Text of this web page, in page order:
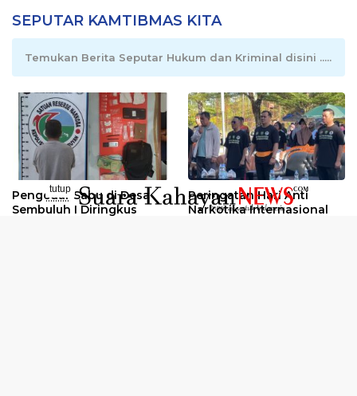
SEPUTAR KAMTIBMAS KITA
Temukan Berita Seputar Hukum dan Kriminal disini .....
Pengedar Sabu di Desa
Sembuluh I Diringkus
Peringatan Hari Anti
Narkotika Internasional
tutup
..........